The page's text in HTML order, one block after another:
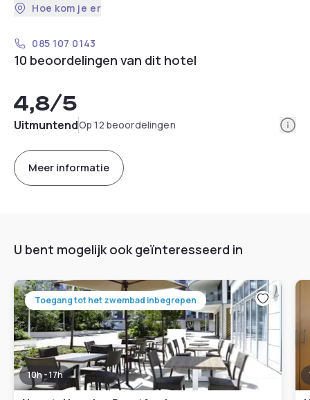
Hoe kom je er
085 107 0143
10 beoordelingen van dit hotel
4,8/5
UitmuntendOp 12 beoordelingen
Meer informatie
U bent mogelijk ook geïnteresseerd in
Toegang tot het zwembad inbegrepen
10h - 17h